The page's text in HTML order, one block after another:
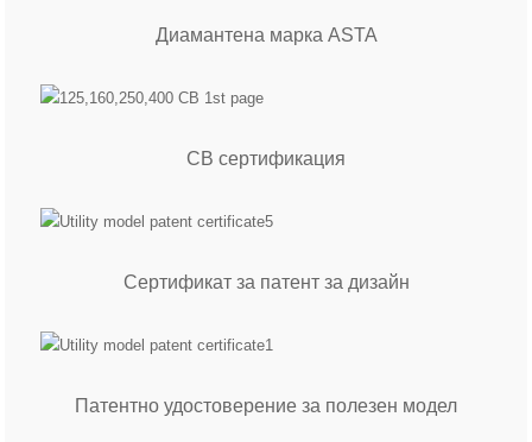
Диамантена марка ASTA
CB сертификация
Сертификат за патент за дизайн
Патентно удостоверение за полезен модел